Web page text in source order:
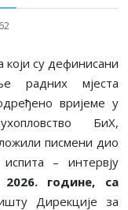
који су дефинисани
радних мјеста
вријеме у
БиХ,
писмени дио
– интервју
године, са
Дирекције за